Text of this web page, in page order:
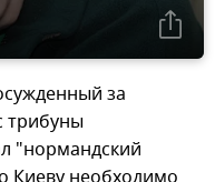
за
трибуны
"нормандский